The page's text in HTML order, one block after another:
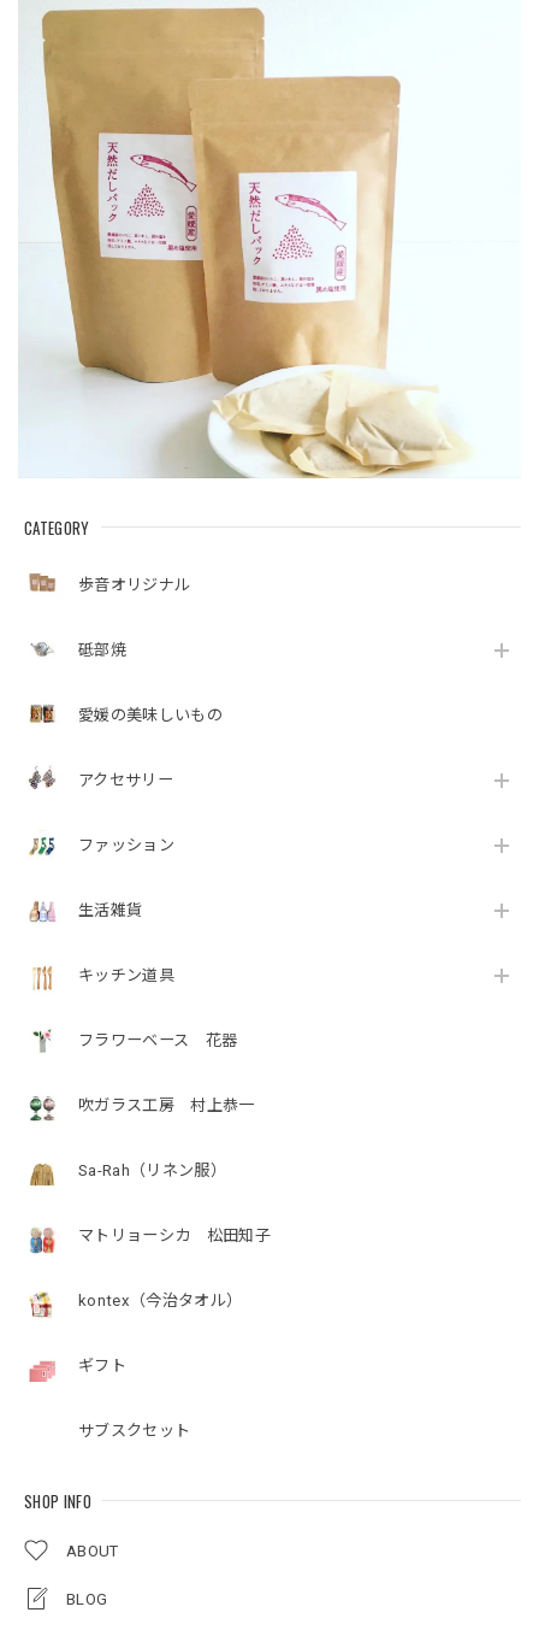
CATEGORY
歩音オリジナル
砥部焼
愛媛の美味しいもの
アクセサリー
ファッション
生活雑貨
キッチン道具
フラワーベース 花器
吹ガラス工房 村上恭一
Sa-Rah（リネン服）
マトリョーシカ 松田知子
kontex（今治タオル）
ギフト
サブスクセット
SHOP INFO
ABOUT
BLOG